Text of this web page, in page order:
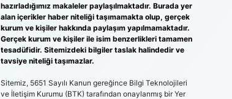
hazırladığımız makaleler paylaşılmaktadır. Burada yer
alan içerikler haber niteliği taşımamakta olup, gerçek
kurum ve kişiler hakkında paylaşım yapılmamaktadır.
Gerçek kurum ve kişiler ile isim benzerlikleri tamamen
tesadüfidir. Sitemizdeki bilgiler taslak halindedir ve
tavsiye niteliği taşımazlar.
Sitemiz, 5651 Sayılı Kanun gereğince Bilgi Teknolojileri
ve İletişim Kurumu (BTK) tarafından onaylanmış bir Yer